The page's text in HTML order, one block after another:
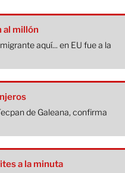
al millón
aquí... en EU fue a la
de Galeana, confirma
a la minuta